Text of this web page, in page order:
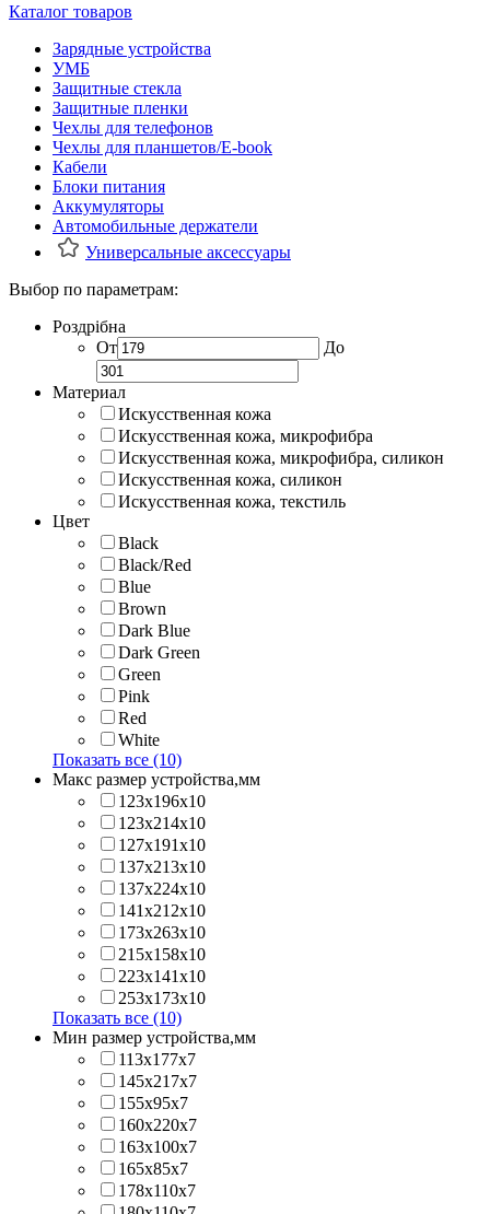
Каталог товаров
Зарядные устройства
УМБ
Защитные стекла
Защитные пленки
Чехлы для телефонов
Чехлы для планшетов/E-book
Кабели
Блоки питания
Аккумуляторы
Автомобильные держатели
Универсальные аксессуары
Выбор по параметрам:
Роздрібна
От
До
Материал
Искусственная кожа
Искусственная кожа, микрофибра
Искусственная кожа, микрофибра, силикон
Искусственная кожа, силикон
Искусственная кожа, текстиль
Цвет
Black
Black/Red
Blue
Brown
Dark Blue
Dark Green
Green
Pink
Red
White
Показать все (10)
Макс размер устройства,мм
123х196х10
123х214x10
127х191х10
137х213х10
137х224x10
141х212х10
173х263x10
215х158x10
223х141x10
253х173x10
Показать все (10)
Мин размер устройства,мм
113x177x7
145x217x7
155x95x7
160x220x7
163x100x7
165x85x7
178x110x7